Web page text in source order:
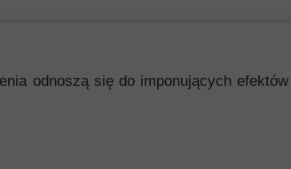
odnoszą się do imponujących efektów